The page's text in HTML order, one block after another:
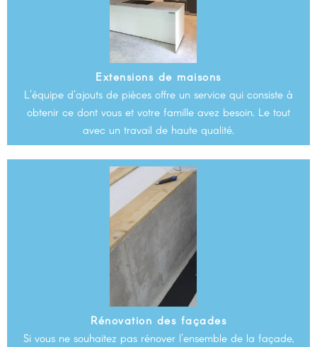
Extensions de maisons
L'équipe d'ajouts de pièces offre un service qui consiste à
obtenir ce dont vous et votre famille avez besoin. Le tout
avec un travail de haute qualité.
Rénovation des façades
Si vous ne souhaitez pas rénover l'ensemble de la façade,